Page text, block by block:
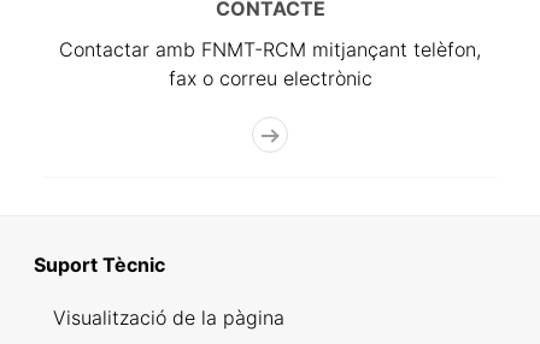
CONTACTE
Contactar amb FNMT-RCM mitjançant telèfon,
fax o correu electrònic
Suport Tècnic
Visualització de la pàgina